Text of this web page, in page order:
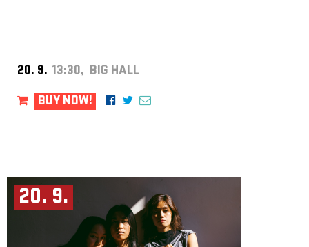
20. 9. 13:30, BIG HALL
BUY NOW!
20. 9.